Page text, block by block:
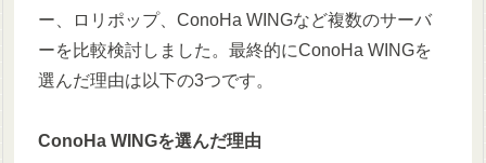
ー、ロリポップ、ConoHa WINGなど複数のサーバ
ーを比較検討しました。最終的にConoHa WINGを
選んだ理由は以下の3つです。
ConoHa WINGを選んだ理由